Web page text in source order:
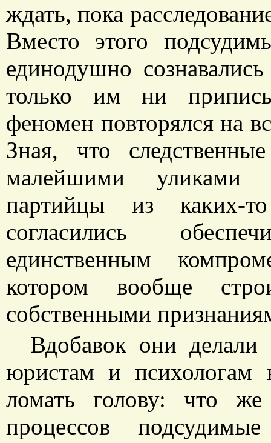
ждать, пока
Вместо этого
единодушно
только им ни
феномен повторялся на
Зная, что
малейшими уликами
партийцы из каких-
согласились
единственным
котором вообще
собственными
Вдобавок они делали
юристам и психологам
ломать голову: что
процессов